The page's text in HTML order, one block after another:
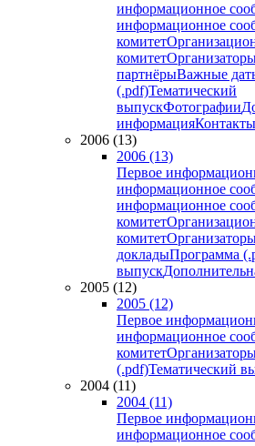
информационное
информационное
комитет
комитет
партнёрыВажные
(.pdf)Тематический
выпускФотографии
информацияКонтакты
2006 (13)
2006 (13)
Первое
информационное
информационное
комитет
комитет
докладыПрограмма
выпуск
2005 (12)
2005 (12)
Первое
информационное
комитет
(.pdf)Тематический
2004 (11)
2004 (11)
Первое
информационное